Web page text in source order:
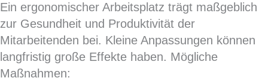
Ein ergonomischer Arbeitsplatz trägt maßgeblich
zur Gesundheit und Produktivität der
Mitarbeitenden bei. Kleine Anpassungen können
langfristig große Effekte haben. Mögliche
Maßnahmen: